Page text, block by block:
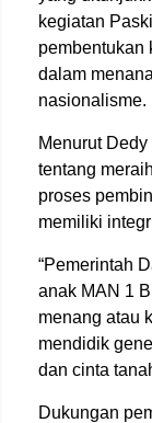
kegiatan
pembentukan
dalam
nasionalisme.
Menurut
tentang
proses
memiliki
“Pemerintah
anak MAN 1
menang atau
mendidik
dan cinta
Dukungan